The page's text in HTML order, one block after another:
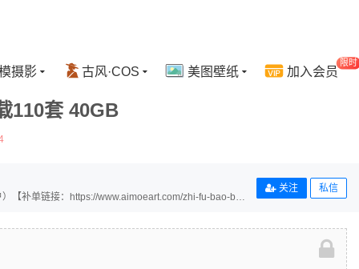
摄影 古风·COS 美图壁纸 加入会员
限时
110套 40GB
【补单链接：https://www.aimoeart.com/zhi-fu-bao-bu-
关注 私信